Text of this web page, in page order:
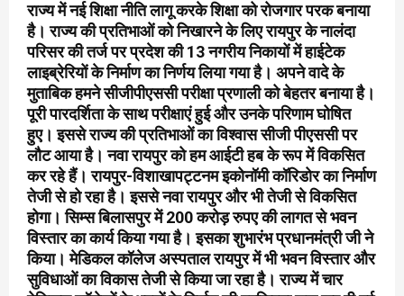
राज्य में नई शिक्षा नीति लागू करके शिक्षा को रोजगार परक बनाया
है। राज्य की प्रतिभाओं को निखारने के लिए रायपुर के नालंदा
परिसर की तर्ज पर प्रदेश की 13 नगरीय निकायों में हाईटेक
लाइब्रेरियों के निर्माण का निर्णय लिया गया है। अपने वादे के
मुताबिक हमने सीजीपीएससी परीक्षा प्रणाली को बेहतर बनाया है।
पूरी पारदर्शिता के साथ परीक्षाएं हुई और उनके परिणाम घोषित
हुए। इससे राज्य की प्रतिभाओं का विश्वास सीजी पीएससी पर
लौट आया है। नवा रायपुर को हम आईटी हब के रूप में विकसित
कर रहे हैं। रायपुर-विशाखापट्टनम इकोनॉमी कॉरिडोर का निर्माण
तेजी से हो रहा है। इससे नवा रायपुर और भी तेजी से विकसित
होगा। सिम्स बिलासपुर में 200 करोड़ रुपए की लागत से भवन
विस्तार का कार्य किया गया है। इसका शुभारंभ प्रधानमंत्री जी ने
किया। मेडिकल कॉलेज अस्पताल रायपुर में भी भवन विस्तार और
सुविधाओं का विकास तेजी से किया जा रहा है। राज्य में चार